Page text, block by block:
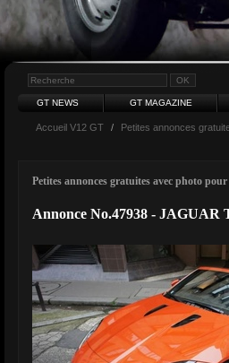
GT NEWS GT MAGAZINE
Accueil V12 GT / Petites annonces
Petites annonces gratuites avec photo
Annonce No.47938 - JAGUAR